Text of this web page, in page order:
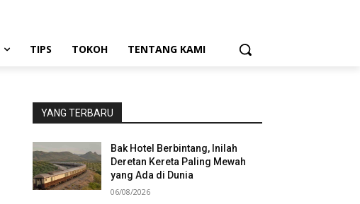
TIPS TOKOH TENTANG KAMI
YANG TERBARU
Bak Hotel Berbintang, Inilah
Deretan Kereta Paling Mewah
yang Ada di Dunia
06/08/2026